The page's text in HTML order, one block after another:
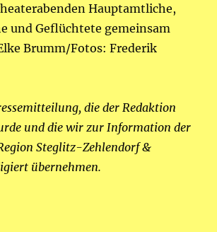
Hauptamtliche,
und Geflüchtete gemeinsam
Brumm/Fotos: Frederik
die der Redaktion
und die wir zur Information der
Steglitz-Zehlendorf &
übernehmen.